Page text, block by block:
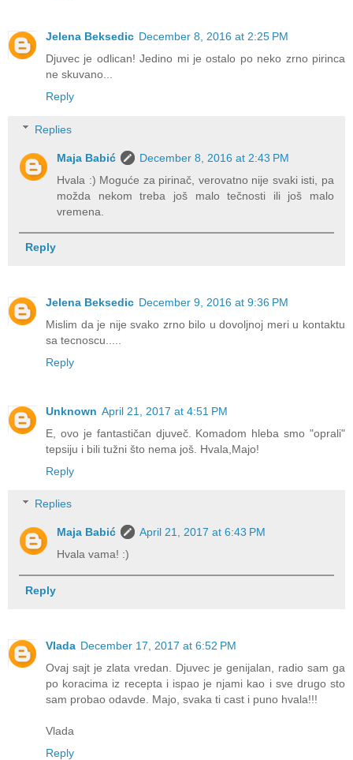
Jelena Beksedic December 8, 2016 at 2:25 PM
Djuvec je odlican! Jedino mi je ostalo po neko zrno pirinca
ne skuvano...
Reply
Replies
Maja Babić
December 8, 2016 at 2:43 PM
Hvala :) Moguće za pirinač, verovatno nije svaki isti, pa
možda nekom treba još malo tečnosti ili još malo
vremena.
Reply
Jelena Beksedic December 9, 2016 at 9:36 PM
Mislim da je nije svako zrno bilo u dovoljnoj meri u kontaktu
sa tecnoscu.....
Reply
Unknown April 21, 2017 at 4:51 PM
E, ovo je fantastičan djuveč. Komadom hleba smo "oprali"
tepsiju i bili tužni što nema još. Hvala,Majo!
Reply
Replies
Maja Babić
April 21, 2017 at 6:43 PM
Hvala vama! :)
Reply
Vlada December 17, 2017 at 6:52 PM
Ovaj sajt je zlata vredan. Djuvec je genijalan, radio sam ga
po koracima iz recepta i ispao je njami kao i sve drugo sto
sam probao odavde. Majo, svaka ti cast i puno hvala!!!
Vlada
Reply